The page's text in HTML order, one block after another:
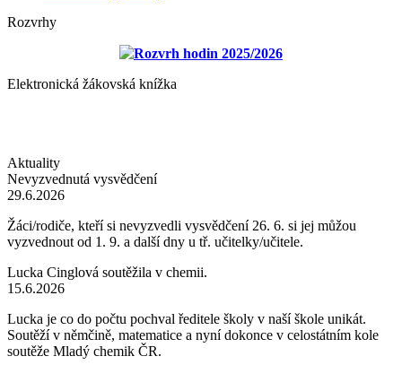
Rozvrhy
Rozvrh hodin 2025/2026
Elektronická žákovská knížka
Aktuality
Nevyzvednutá vysvědčení
29.6.2026
Žáci/rodiče, kteří si nevyzvedli vysvědčení 26. 6. si jej můžou
vyzvednout od 1. 9. a další dny u tř. učitelky/učitele.
Lucka Cinglová soutěžila v chemii.
15.6.2026
Lucka je co do počtu pochval ředitele školy v naší škole unikát.
Soutěží v němčině, matematice a nyní dokonce v celostátním kole
soutěže Mladý chemik ČR.